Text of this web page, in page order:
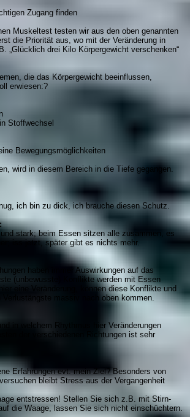
Zugang finden
Muskeltest testen wir aus den oben genannten
die Priorität aus, wo mit der Veränderung in
„Glücklich drei Kilo Körpergewicht verschenken“
die das Körpergewicht beeinflussen,
erwiesen:?
Stoffwechsel
Bewegungsmöglichkeiten
wird in diesem Bereich in die Tiefe gegangen.
ich bin zu dick, ich brauche diesen Schutz.
stark; beim Essen sitzen alle zusammen, es
iss jetzt, später gibt es nichts mehr.
haben immer Auswirkungen auf das
(unbewusste) Konflikte werden mit Essen
eine Veränderung, können diese Konflikte und
Verlustängste massiv nach oben kommen.
in welchem Rhythmus hier Veränderungen
der verschiedenen Richtungen ist sehr
Erfahrungen evt. mein Ziel? Besonders von
bleibt Stress aus der Vergangenheit
entstressen! Stellen Sie sich z.B. mit Stirn-
die Waage, lassen Sie sich nicht einschüchtern.